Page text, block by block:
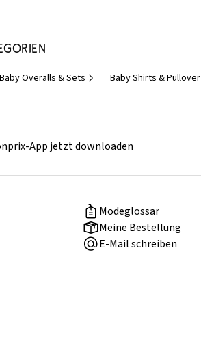
Baby Overalls & Sets Baby Shirts & Pullover
App jetzt downloaden
Modeglossar
Meine Bestellung
E-Mail schreiben